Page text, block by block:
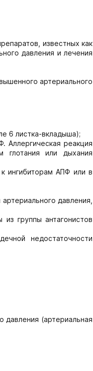
известных как
давления и лечения
артериального
6 листка-вкладыша);
Аллергическая реакция
глотания или дыхания
ингибиторам АПФ или в
давления,
группы антагонистов
недостаточности
(артериальная